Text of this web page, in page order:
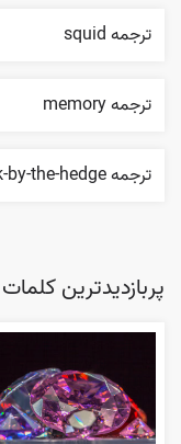
ترجمه squid
ترجمه memory
ترجمه jack-by-the-hedge
پربازدیدترین